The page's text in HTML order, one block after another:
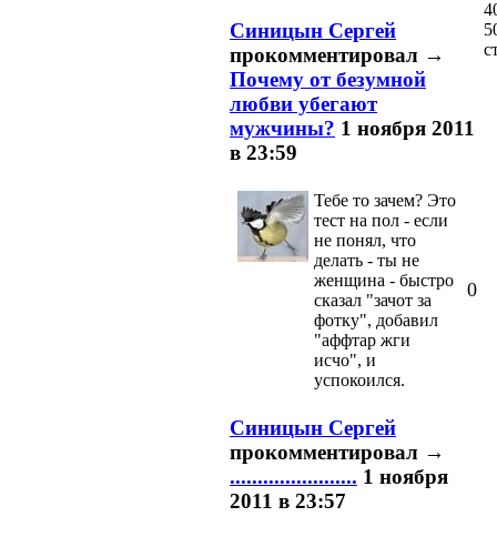
Синицын Сергей
прокомментировал →
Почему от безумной
любви убегают
мужчины? 1 ноября 2011
в 23:59
Тебе то зачем? Это
тест на пол - если
не понял, что
делать - ты не
женщина - быстро
сказал "зачот за
фотку", добавил
"аффтар жги
исчо", и
успокоился.
0
Синицын Сергей
прокомментировал →
....................... 1 ноября
2011 в 23:57